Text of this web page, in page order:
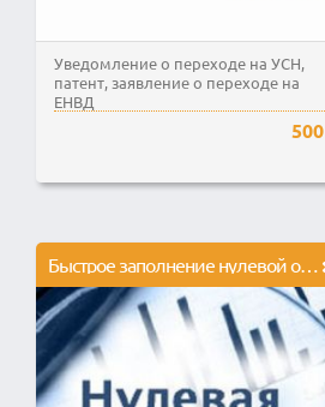
Уведомление о переходе на УСН,
патент, заявление о переходе на
ЕНВД
500
Быстрое заполнение нулевой отчетности в налоговые органы